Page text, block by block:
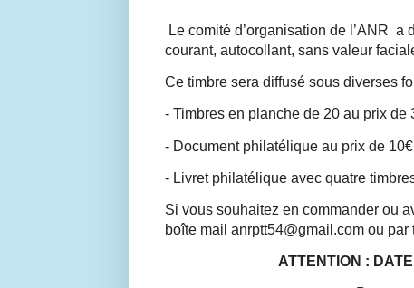
Le comité d’organisation de l’ANR a
courant, autocollant, sans valeur
Ce timbre sera diffusé sous diverses
- Timbres en planche de 20 au prix
- Document philatélique au prix de 10€
- Livret philatélique avec quatre
Si vous souhaitez en commander ou
boîte mail anrptt54@gmail.com ou
ATTENTION :